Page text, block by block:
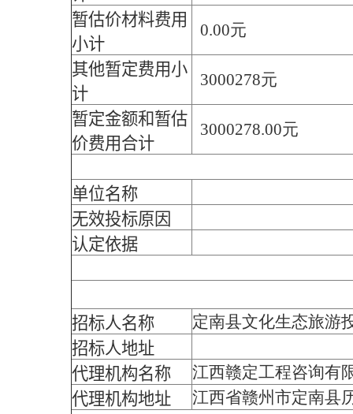
暂估价材料费用
小计
0.00元
其他暂定费用小
计
3000278元
暂定金额和暂估
价费用合计
3000278.00元
单位名称
无效投标原因
认定依据
招标人名称
定南县文化生态旅游
招标人地址
代理机构名称
江西赣定工程咨询有
代理机构地址
江西省赣州市定南县